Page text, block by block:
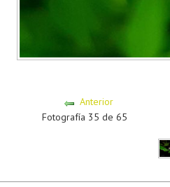
Anterior
Fotografía 35 de 65